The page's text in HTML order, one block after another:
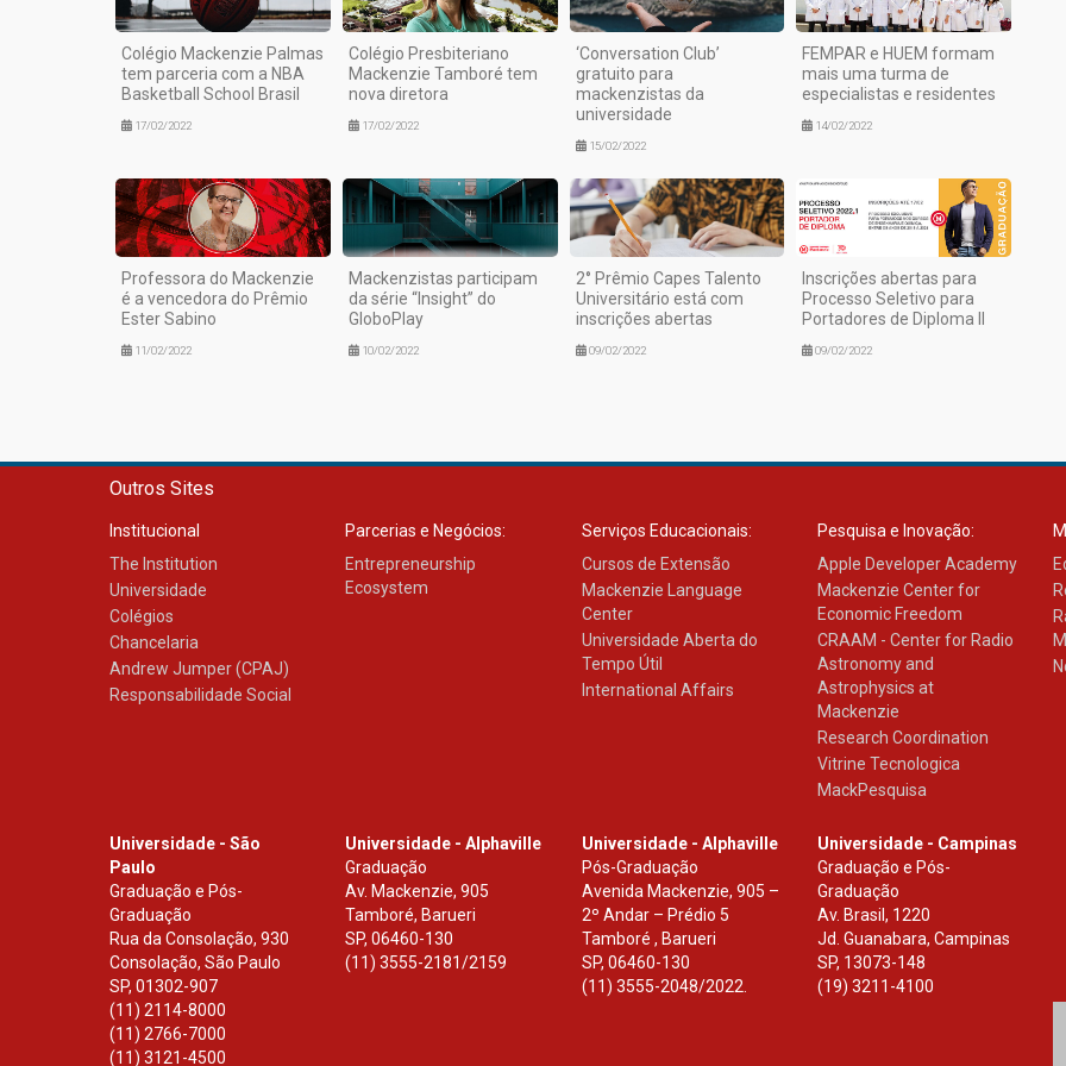
Colégio Mackenzie Palmas
tem parceria com a NBA
Basketball School Brasil
17/02/2022
Colégio Presbiteriano
Mackenzie Tamboré tem
nova diretora
17/02/2022
‘Conversation Club’
gratuito para
mackenzistas da
universidade
15/02/2022
FEMPAR e HUEM formam
mais uma turma de
especialistas e residentes
14/02/2022
Professora do Mackenzie
é a vencedora do Prêmio
Ester Sabino
11/02/2022
Mackenzistas participam
da série “Insight” do
GloboPlay
10/02/2022
2° Prêmio Capes Talento
Universitário está com
inscrições abertas
09/02/2022
Inscrições abertas para
Processo Seletivo para
Portadores de Diploma II
09/02/2022
Outros Sites
Institucional
The Institution
Universidade
Colégios
Chancelaria
Andrew Jumper (CPAJ)
Responsabilidade Social
Parcerias e Negócios:
Entrepreneurship
Ecosystem
Serviços Educacionais:
Cursos de Extensão
Mackenzie Language
Center
Universidade Aberta do
Tempo Útil
International Affairs
Pesquisa e Inovação:
Apple Developer Academy
Mackenzie Center for
Economic Freedom
CRAAM - Center for Radio
Astronomy and
Astrophysics at
Mackenzie
Research Coordination
Vitrine Tecnologica
MackPesquisa
Universidade - São
Paulo
Graduação e Pós-
Graduação
Rua da Consolação, 930
Consolação, São Paulo
SP, 01302-907
(11) 2114-8000
(11) 2766-7000
(11) 3121-4500
Universidade - Alphaville
Graduação
Av. Mackenzie, 905
Tamboré, Barueri
SP,06460-130
(11) 3555-2181/2159
Universidade - Alphaville
Pós-Graduação
Avenida Mackenzie, 905 –
2º Andar – Prédio 5
Tamboré , Barueri
SP, 06460-130
(11) 3555-2048/2022.
Universidade - Campinas
Graduação e Pós-
Graduação
Av. Brasil, 1220
Jd. Guanabara, Campinas
SP, 13073-148
(19) 3211-4100